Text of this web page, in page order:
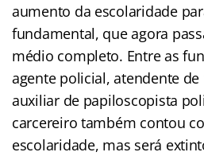
aumento da escolaridade
fundamental, que agora
médio completo. Entre as
agente policial, atendente
auxiliar de papiloscopista
carcereiro também contou
escolaridade, mas será